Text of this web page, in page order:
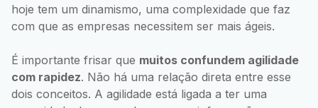
hoje tem um dinamismo, uma complexidade que faz
com que as empresas necessitem ser mais ágeis.
É importante frisar que muitos confundem agilidade
com rapidez. Não há uma relação direta entre esse
dois conceitos. A agilidade está ligada a ter uma